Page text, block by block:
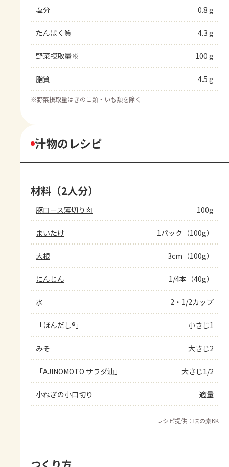
塩分 0.8 g
たんぱく質 4.3 g
野菜摂取量※ 100 g
脂質 4.5 g
※野菜摂取量はきのこ類・いも類を除く
汁物のレシピ
材料（2人分）
豚ロース薄切り肉 100g
まいたけ 1パック（100g）
大根 3cm（100g）
にんじん 1/4本（40g）
水 2・1/2カップ
「ほんだし®」 小さじ1
みそ 大さじ2
「AJINOMOTO サラダ油」 大さじ1/2
小ねぎの小口切り 適量
レシピ提供：味の素KK